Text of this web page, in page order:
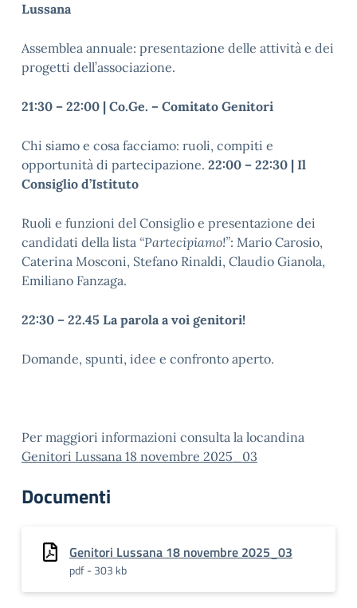
Lussana
Assemblea annuale: presentazione delle attività e dei
progetti dell’associazione.
21:30 – 22:00 | Co.Ge. – Comitato Genitori
Chi siamo e cosa facciamo: ruoli, compiti e
opportunità di partecipazione. 22:00 – 22:30 | Il
Consiglio d’Istituto
Ruoli e funzioni del Consiglio e presentazione dei
candidati della lista “Partecipiamo!”: Mario Carosio,
Caterina Mosconi, Stefano Rinaldi, Claudio Gianola,
Emiliano Fanzaga.
22:30 – 22.45 La parola a voi genitori!
Domande, spunti, idee e confronto aperto.
Per maggiori informazioni consulta la locandina
Genitori Lussana 18 novembre 2025_03
Documenti
Genitori Lussana 18 novembre 2025_03
pdf - 303 kb